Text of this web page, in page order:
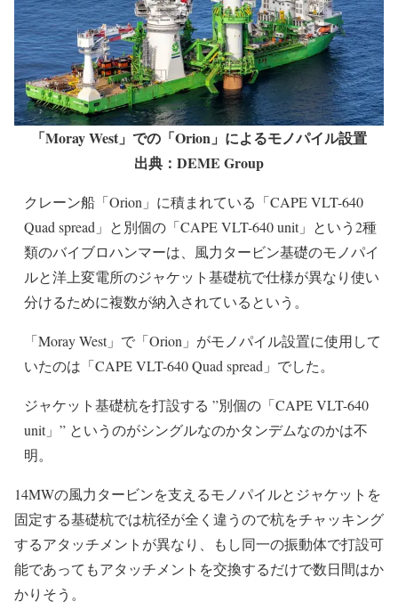
「Moray West」での「Orion」によるモノパイル設置
出典：DEME Group
クレーン船「Orion」に積まれている「CAPE VLT-640
Quad spread」と別個の「CAPE VLT-640 unit」という2種
類のバイブロハンマーは、風力タービン基礎のモノパイ
ルと洋上変電所のジャケット基礎杭で仕様が異なり使い
分けるために複数が納入されているという。
「Moray West」で「Orion」がモノパイル設置に使用して
いたのは「CAPE VLT-640 Quad spread」でした。
ジャケット基礎杭を打設する ”別個の「CAPE VLT-640
unit」” というのがシングルなのかタンデムなのかは不
明。
14MWの風力タービンを支えるモノパイルとジャケットを
固定する基礎杭では杭径が全く違うので杭をチャッキング
するアタッチメントが異なり、もし同一の振動体で打設可
能であってもアタッチメントを交換するだけで数日間はか
かりそう。